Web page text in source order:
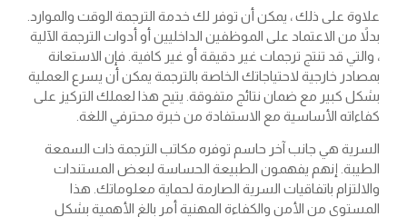
علاوة على ذلك ، يمكن أن توفر لك خدمة الترجمة الوقت والموارد.
بدلاً من الاعتماد على الموظفين الداخليين أو أدوات الترجمة الآلية
، والتي قد تنتج ترجمات غير دقيقة أو غير كافية. فإن الاستعانة
بمصادر خارجية لاحتياجاتك الخاصة بالترجمة يمكن أن يسرع العملية
بشكل كبير مع ضمان نتائج متفوقة. يتيح هذا لعملك التركيز على
كفاءاته الأساسية مع الاستفادة من خبرة محترفي اللغة.
السرية هي جانب آخر حاسم توفره مكاتب الترجمة ذات السمعة
الطيبة. إنهم يفهمون الطبيعة الحساسة لبعض المستندات
والالتزام باتفاقيات السرية الصارمة لحماية معلوماتك. هذا
المستوى من الأمن والكفاءة المهنية أمر بالغ الأهمية بشكل